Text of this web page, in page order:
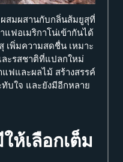
สมผสานกับกลิ่นส้มยูสุที่
ฟอเมริกาโน่เข้ากันได้
เพิ่มความสดชื่น เหมาะ
ะรสชาติที่แปลกใหม่
ฟและผลไม้ สร้างสรรค์
บใจ และยังมีอีกหลาย
ห้เลือกเต็ม